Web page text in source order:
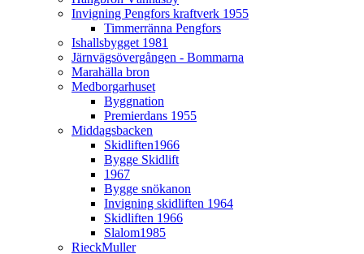
Invigning Pengfors kraftverk 1955
Timmerränna Pengfors
Ishallsbygget 1981
Järnvägsövergången - Bommarna
Marahälla bron
Medborgarhuset
Byggnation
Premierdans 1955
Middagsbacken
Skidliften1966
Bygge Skidlift
1967
Bygge snökanon
Invigning skidliften 1964
Skidliften 1966
Slalom1985
RieckMuller